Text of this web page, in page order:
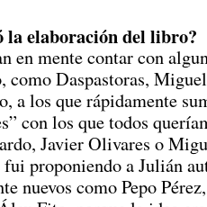
la elaboración del libro?
en mente contar con
como Daspastoras,
a los que rápidamente
con los que todos
Javier Olivares o
proponiendo a Julián
nuevos como Pepo